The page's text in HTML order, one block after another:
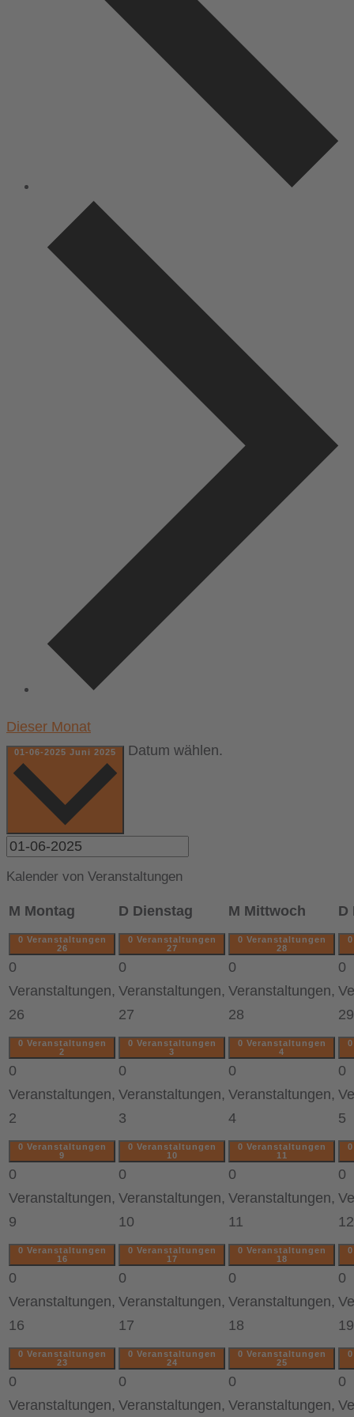
Dieser Monat
01-06-2025 Juni 2025 Datum wählen.
Kalender von Veranstaltungen
M Montag D Dienstag M Mittwoch D
0 Veranstaltungen
26
0
Veranstaltungen,
26
0 Veranstaltungen
27
0
Veranstaltungen,
27
0 Veranstaltungen
28
0
Veranstaltungen,
28
0
29
0 Veranstaltungen
2
0
Veranstaltungen,
2
0 Veranstaltungen
3
0
Veranstaltungen,
3
0 Veranstaltungen
4
0
Veranstaltungen,
4
0
5
0 Veranstaltungen
9
0
Veranstaltungen,
9
0 Veranstaltungen
10
0
Veranstaltungen,
10
0 Veranstaltungen
11
0
Veranstaltungen,
11
0
12
0 Veranstaltungen
16
0
Veranstaltungen,
16
0 Veranstaltungen
17
0
Veranstaltungen,
17
0 Veranstaltungen
18
0
Veranstaltungen,
18
0
19
0 Veranstaltungen
23
0
Veranstaltungen,
0 Veranstaltungen
24
0
Veranstaltungen,
0 Veranstaltungen
25
0
Veranstaltungen,
0